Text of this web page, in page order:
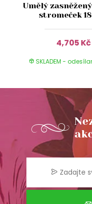
Umělý
stromeček
4,705 Kč
SKLADEM -